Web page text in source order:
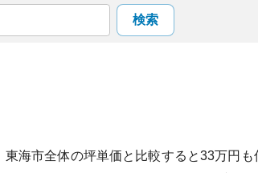
検索
東海市全体の坪単価と比較すると33万円も